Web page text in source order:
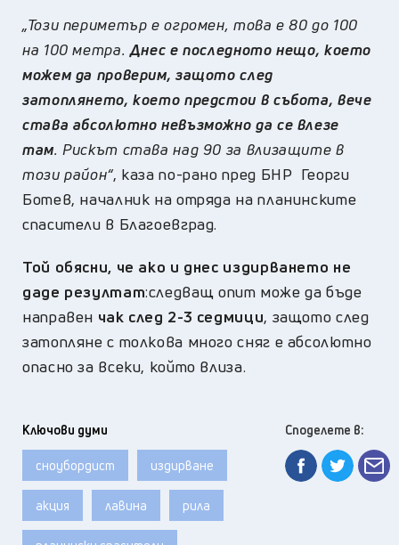
„Този периметър е огромен, това е 80 до 100
на 100 метра.Днес е последното нещо, което
можем да проверим, защото след
затоплянето, което предстои в събота, вече
става абсолютно невъзможно да се влезе
там. Рискът става над 90 за влизащите в
този район“, каза по-рано пред БНР Георги
Ботев, началник на отряда на планинските
спасители в Благоевград.
Той обясни, че ако и днес издирването не
даде резултат:следващ опит може да бъде
направен чак след 2-3 седмици, защото след
затопляне с толкова много сняг е абсолютно
опасно за всеки, който влиза.
Ключови думи
сноубордист издирване
акция лавина рила
Споделете в: